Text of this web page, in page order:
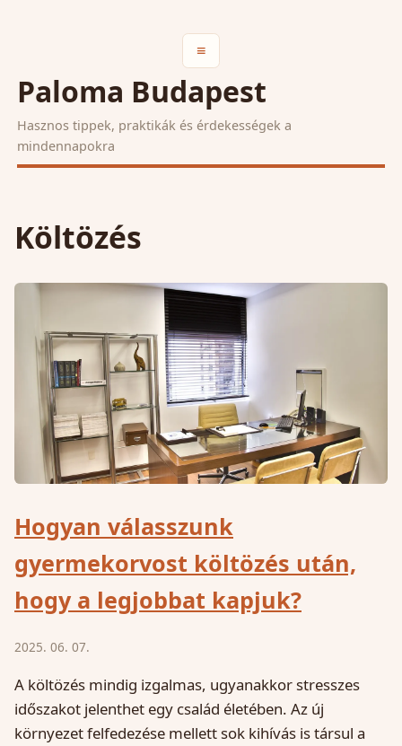
≡
Paloma Budapest
Hasznos tippek, praktikák és érdekességek a
mindennapokra
Költözés
Hogyan válasszunk
gyermekorvost költözés után,
hogy a legjobbat kapjuk?
2025. 06. 07.
A költözés mindig izgalmas, ugyanakkor stresszes
időszakot jelenthet egy család életében. Az új
környezet felfedezése mellett sok kihívás is társul a